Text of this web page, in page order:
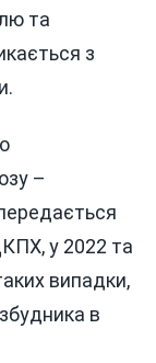
та
з
–
у 2022 та
випадки,
в